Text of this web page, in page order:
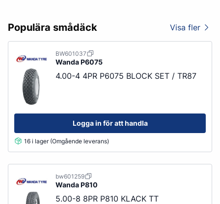
Populära smådäck Visa fler
BW601037
WandaP6075
4.00-4 4PR P6075 BLOCK SET / TR87
Logga in för att handla
16 i lager (Omgående leverans)
bw601259
WandaP810
5.00-8 8PR P810 KLACK TT